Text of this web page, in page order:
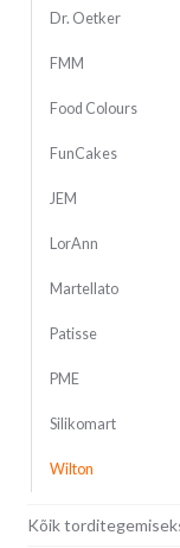
Dr. Oetker
FMM
Food Colours
FunCakes
JEM
LorAnn
Martellato
Patisse
PME
Silikomart
Wilton
Kõik